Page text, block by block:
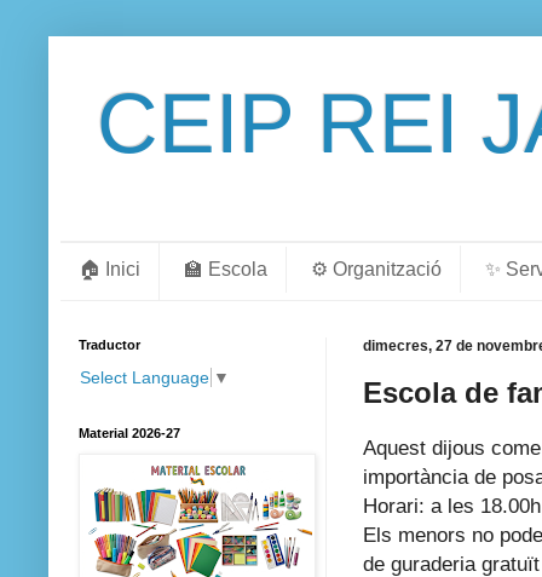
CEIP REI
🏠 Inici 🏫 Escola ⚙️ Organització ✨
dimecres, 27 de
Escola de
Aquest dijous
importància de
Horari: a les
Els menors no
de guraderia
Traductor
Select Language ▼
Material 2026-27